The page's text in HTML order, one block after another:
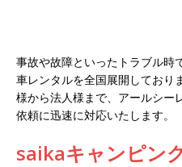
事故や故障といったトラブル時
車レンタルを全国展開しており
様から法人様まで、アールシー
依頼に迅速に対応いたします。
saikaキャンピン